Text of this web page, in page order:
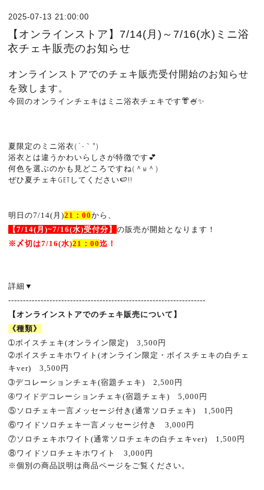
2025-07-13 21:00:00
【オンラインストア】7/14(月)～7/16(水)ミニ浴
衣チェキ販売のお知らせ
オンラインストアでのチェキ販売受付開始のお知らせ
を致します。
今回のオンラインチェキはミニ浴衣チェキです👘🍧✨
夏限定のミニ浴衣(´-｀*)
浴衣とは違うかわいらしさが特徴です💕
何色を選ぶのかも見どころですね(＾ω＾)
ぜひ夏チェキGETしてください🍉!!
明日の7/14(月)21 ：00から、
【7/14(月)~7/16(水)受付分】の販売が開始となります！
※ 〆切は7/16(水)21 ：00迄！
詳細 ▼
-------------------------------------------------------------------
【オンラインストアでのチェキ販売について】
《種類》
➀ボイスチェキ(オンライン限定) 3,500 円
➁ボイスチェキホワイト(オンライン限定・ボイスチェキの白チェ
キver) 3,500 円
➂デコレーションチェキ(宿題チェキ) 2,500 円
➃ワイドデコレーションチェキ(宿題チェキ) 5,000 円
⑤ ソロチェキ一言メッセージ付き(通常ソロチェキ) 1,500 円
⑥ワイドソロチェキ一言メッセージ付き 3,000 円
⑦ ソロチェキホワイト(通常ソロチェキの白チェキver) 1,500 円
⑧ワイドソロチェキホワイト 3,000 円
※個別の商品説明は商品ページをご覧ください。